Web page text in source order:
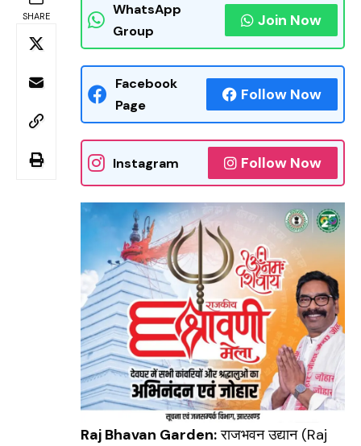
SHARE
WhatsApp
Group
Join Now
Facebook
Page
Follow Now
Instagram Follow Now
Raj Bhavan Garden:राजभवन उद्यान (Raj